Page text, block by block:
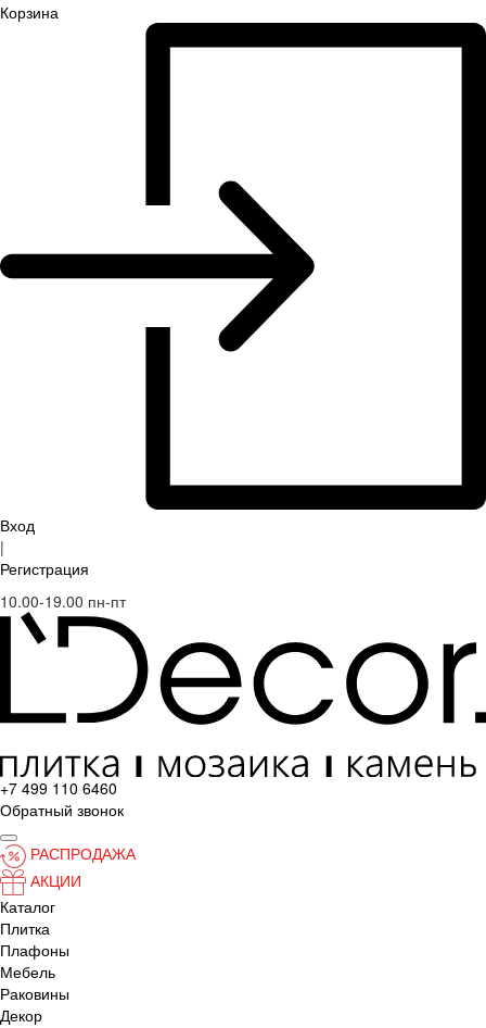
Корзина
Вход
|
Регистрация
10.00-19.00 пн-пт
+7 499 110 6460
Обратный звонок
РАСПРОДАЖА
АКЦИИ
Каталог
Плитка
Плафоны
Мебель
Раковины
Декор